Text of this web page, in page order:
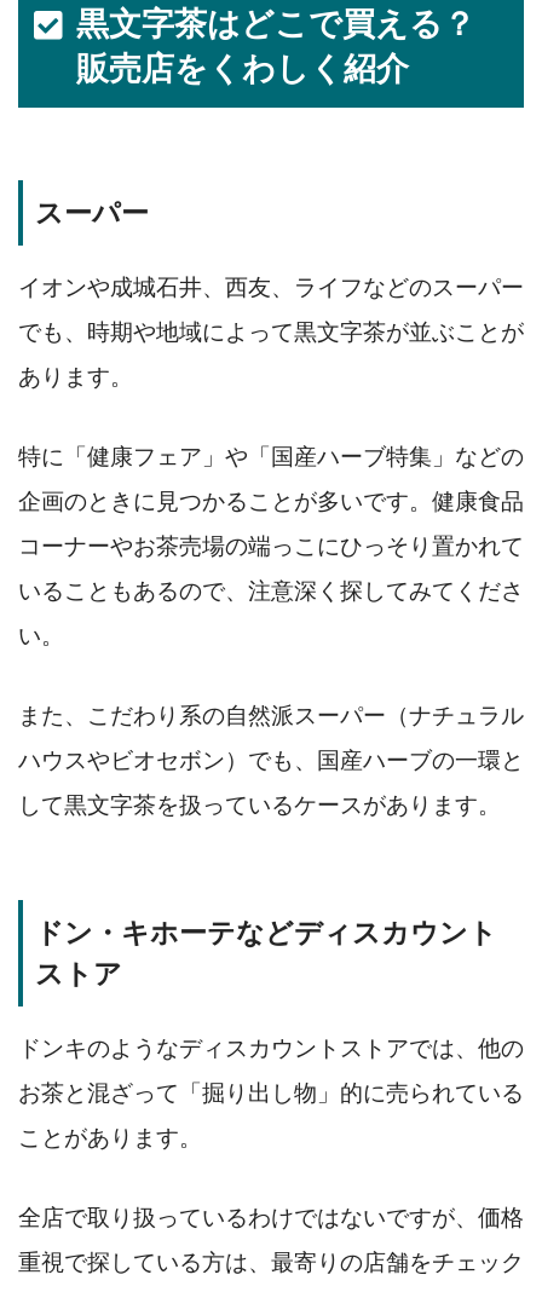
黒文字茶はどこで買える？
販売店をくわしく紹介
スーパー
イオンや成城石井、西友、ライフなどのスーパー
でも、時期や地域によって黒文字茶が並ぶことが
あります。
特に「健康フェア」や「国産ハーブ特集」などの
企画のときに見つかることが多いです。健康食品
コーナーやお茶売場の端っこにひっそり置かれて
いることもあるので、注意深く探してみてくださ
い。
また、こだわり系の自然派スーパー（ナチュラル
ハウスやビオセボン）でも、国産ハーブの一環と
して黒文字茶を扱っているケースがあります。
ドン・キホーテなどディスカウント
ストア
ドンキのようなディスカウントストアでは、他の
お茶と混ざって「掘り出し物」的に売られている
ことがあります。
全店で取り扱っているわけではないですが、価格
重視で探している方は、最寄りの店舗をチェック